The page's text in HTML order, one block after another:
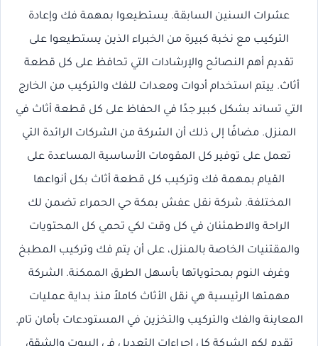
عشرات السنين السابقة. يستطيعوا بمهمة فك وإعادة
التركيب مع نخبة كبيرة من الخبراء الذين يستطيعوا على
تقديم أهم النصائح والإرشادات التي تحافظ على كل قطعة
أثاث. ييتم استخدام أدوات ومعدات للفك والتركيب من الخارج
التي تساند بشكل كبير جدًا في الحفاظ على كل قطعة أثاث في
المنزل. مضافًا إلى ذلك أن الشركة من الشركات الرائدة التي
تعمل على توفير كل المقومات الأساسية المساعدة على
القيام بمهمة فك وتركيب كل قطعة أثاث بكل أنواعها
المختلفة. شركة نقل عفش بمكة حي الحمراء تضمن لك
الراحة والاطمئنان في كل وقت لكي تحمي كل المحتويات
والمقتنيات الخاصة بالمنزل، على أن يتم فك وتركيب المطبخ
وغرف النوم بمحتوياتها بأسهل الطرق الممكنة. الشركة
مهمتها الرئيسية هي نقل الأثاث كاملاً منذ بداية عمليات
المعاينة والفك والتركيب والتخزين في المستودعات بأمان تام.